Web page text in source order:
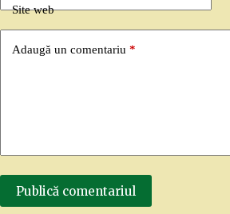
Site web
Adaugă un comentariu *
Publică comentariul